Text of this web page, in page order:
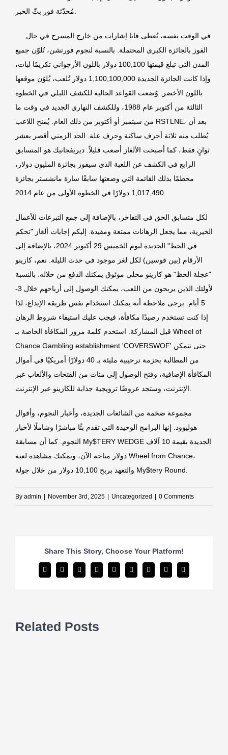
في الوقت نفسه، تُعطى فانا إشارات من خارج المسرح في حال
الفوز بالجائزة الكبرى المحتملة. بالنسبة لنجوم فورتشن، تُلوّن جميع
المدن التي تبلغ قيمتها 100,100 دولار باللون الأرجواني تكريمًا لبات،
وإذا كانت الجائزة الجديدة 1,100,100,000 دولار تُلعب، يُلوّن موقعها
باللون الأخضر. وُضعت القواعد الحالية للكشف الليلي في الخطوة
الثالثة من أكتوبر عام 1988، وللكشف النهاري الجديد في وقت ما
من سبتمبر أو أكتوبر من ذلك العام. يُمنح اللاعب RSTLNE، بعد أن
يُطلب منه ثلاثة أحرف ساكنة وحرف علة. الحد الزمني أقصر بعشر
ثوانٍ فقط، كما أصبحت الألغاز أصعب قليلاً. ديريفجانيك هو المتسابق
الرابع في الكشف عن اللعبة الذي سيفوز بجائزة المليون دولار،
محطمًا بذلك القائمة التي وضعتها سابقًا سارة مانشستر بجائزة
لكل متسابق الحق في التفاخر، بالإضافة إلى جمع التبرعات للأعمال
الخيرية، مما يجعل الرهانات ممتعة ومفيدة. إليكم إجابات ألغاز "تحكم
في الحظ" الجديدة ليوم الخميس 29 أكتوبر 2024، بالإضافة إلى
الأرقام (بين قوسين) لكل لغز موجود في حدث الليلة. نعم، كازينو
"عجلة الحظ" هو كازينو محلي موثوق يمكنك الدفع من خلاله. بالنسبة
لأولئك الذين يربحون من اللعب، يمكنك الوصول إلى أرباحهم خلال 3-
5 أيام. يرجى ملاحظة أنه يمكنك استخدام نفس طريقة الإيداع، لذا
إذا كنت تستخدم رصيدًا مكافأة، فيجب عليك استيفاء شروط الرهان
قبل المشاركة. استخدم كلمة مرور المكافأة الخاصة بـ Wheel of
Chance Gambling establishment 'COVERSWOF' حتى تتمكن
من المطالبة بحزمة ترحيبية مليئة بـ 40 دولارًا أمريكيًا في أموال
المكافأة الإضافية، وفتح الوصول إلى مئات من الفتحات والألعاب عبر
مجموعة ضخمة من الشائعات الجديدة، وأخبار النجوم، وأقوال
هوليوود. إنها البرامج الوحيدة التي تقدم بثًا مباشرًا وشاملًا لأخبار
النجوم. كما أن مسابقة My$TERY WEDGE الجديدة بقيمة 10 آلاف
دولار متاحة الآن، ويمكنك مشاهدة لعبة Wheel from Chance،
والتعهد بربح 10,100 دولار من خلال جولة My$tery Round.
By admin November 3rd, 2025 Uncategorized 0 Comments
Share This Story, Choose Your Platform!
FacebookTwitterRedditLinkedInWhatsAppTumblrPinterest
Vk Email
Related Posts